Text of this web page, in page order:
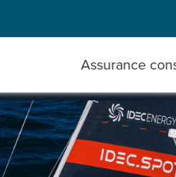
Assurance